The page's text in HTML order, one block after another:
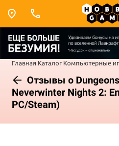
Главная Каталог Компьютерные
Отзывы о
Neverwinter Nights 2:
PC/Steam)